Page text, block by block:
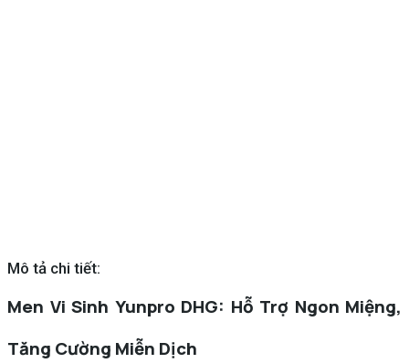
Mô tả chi tiết:
Men Vi Sinh Yunpro DHG: Hỗ Trợ Ngon Miệng,
Tăng Cường Miễn Dịch